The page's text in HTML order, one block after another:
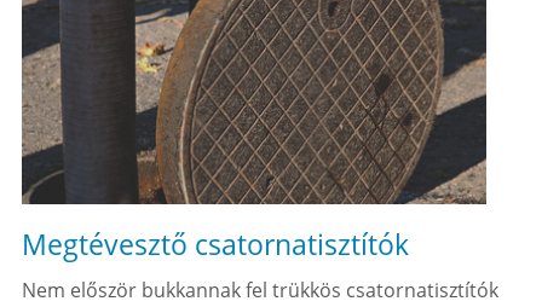
Megtévesztő csatornatisztítók
Nem először bukkannak fel trükkös csatornatisztítók